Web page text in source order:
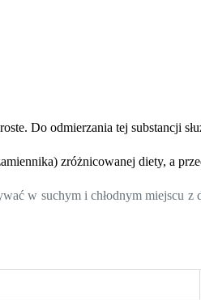
Do odmierzania tej substancji
zróżnicowanej diety, a
w suchym i chłodnym miejscu z